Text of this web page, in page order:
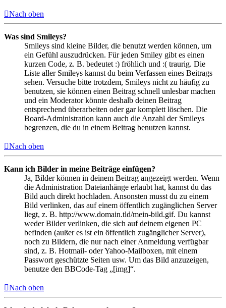
Nach oben
Was sind Smileys?
Smileys sind kleine Bilder, die benutzt werden können, um
ein Gefühl auszudrücken. Für jeden Smiley gibt es einen
kurzen Code, z. B. bedeutet :) fröhlich und :( traurig. Die
Liste aller Smileys kannst du beim Verfassen eines Beitrags
sehen. Versuche bitte trotzdem, Smileys nicht zu häufig zu
benutzen, sie können einen Beitrag schnell unlesbar machen
und ein Moderator könnte deshalb deinen Beitrag
entsprechend überarbeiten oder gar komplett löschen. Die
Board-Administration kann auch die Anzahl der Smileys
begrenzen, die du in einem Beitrag benutzen kannst.
Nach oben
Kann ich Bilder in meine Beiträge einfügen?
Ja, Bilder können in deinem Beitrag angezeigt werden. Wenn
die Administration Dateianhänge erlaubt hat, kannst du das
Bild auch direkt hochladen. Ansonsten musst du zu einem
Bild verlinken, das auf einem öffentlich zugänglichen Server
liegt, z. B. http://www.domain.tld/mein-bild.gif. Du kannst
weder Bilder verlinken, die sich auf deinem eigenen PC
befinden (außer es ist ein öffentlich zugänglicher Server),
noch zu Bildern, die nur nach einer Anmeldung verfügbar
sind, z. B. Hotmail- oder Yahoo-Mailboxen, mit einem
Passwort geschützte Seiten usw. Um das Bild anzuzeigen,
benutze den BBCode-Tag „[img]“.
Nach oben